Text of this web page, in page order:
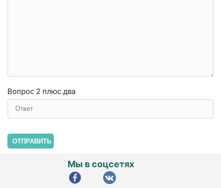
Вопрос 2 плюc двa
ОТПРАВИТЬ
Мы в соцсетях